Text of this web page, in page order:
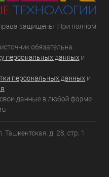
защищены. При полном
обязательна.
персональных данных и
персональных данных и
данные в любой форме
д. 28, стр. 1